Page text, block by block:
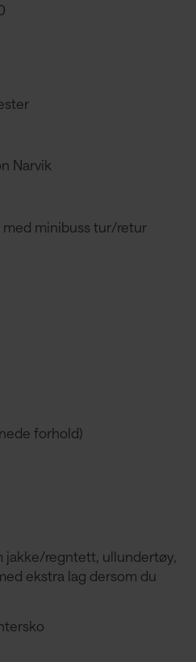
Narvik
minibuss tur/retur
forhold)
jakke/regntett, ullundertøy,
ekstra lag dersom du